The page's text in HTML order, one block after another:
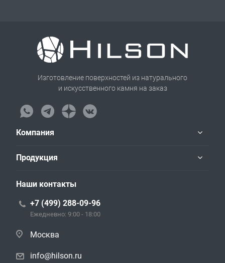
Изготовление поверхностей из натурального
и искусственного камня на заказ
Компания
Продукция
Наши контакты
+7 (499) 288-09-96
Ежедневно: 9:00 - 18:00
Москва
info@hilson.ru